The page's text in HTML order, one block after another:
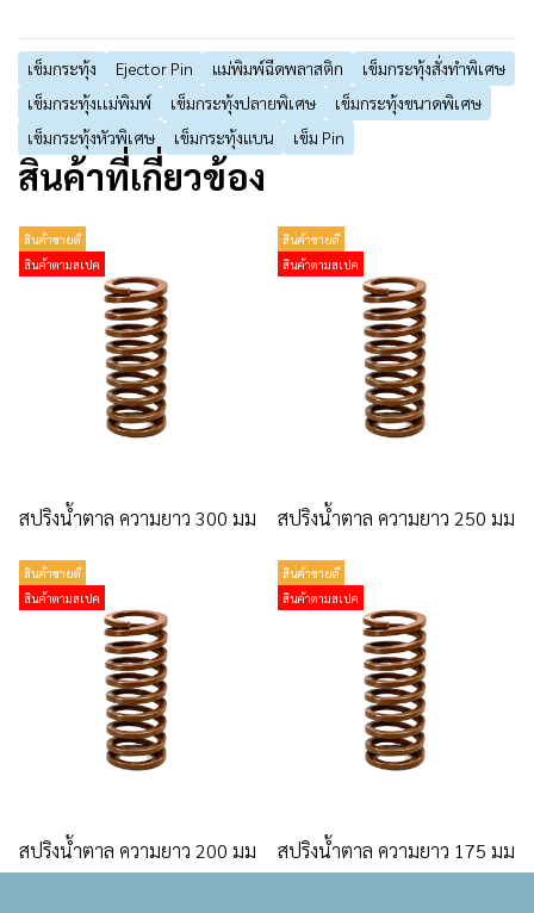
เข็มกระทุ้ง Ejector Pin แม่พิมพ์ฉีดพลาสติก
เข็มกระทุ้งสั่งทำพิเศษ
เข็มกระทุ้งเเม่พิมพ์
เข็มกระทุ้งปลายพิเศษ
เข็มกระทุ้งขนาดพิเศษ
เข็มกระทุ้งหัวพิเศษ
เข็มกระทุ้งแบน เข็ม Pin
สินค้าที่เกี่ยวข้อง
สินค้าขายดี
สินค้าตามสเปค
สปริงน้ำตาล ความยาว 300 มม
สินค้าขายดี
สินค้าตามสเปค
สปริงน้ำตาล ความยาว 250 มม
สินค้าขายดี
สินค้าตามสเปค
สปริงน้ำตาล ความยาว 200 มม
สินค้าขายดี
สินค้าตามสเปค
สปริงน้ำตาล ความยาว 175 มม